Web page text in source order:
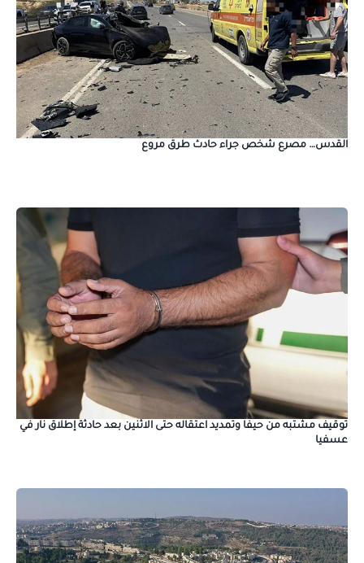
القدس… مصرع شخص جراء حادث طرق مروع
توقيف مشتبه من حيفا وتمديد اعتقاله حتى الاثنين بعد حادثة إطلاق نار في
عسفيا